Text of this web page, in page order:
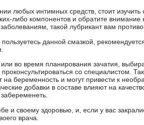
любых интимных средств, стоит изучить
либо компонентов и обратите
такой лубрикант вам
данной смазкой,
во время планирования зачатия,
со специалистом.
на беременность и могут привести к
добавки в составе влияют на
и своему здоровью, и, если у вас
врача.